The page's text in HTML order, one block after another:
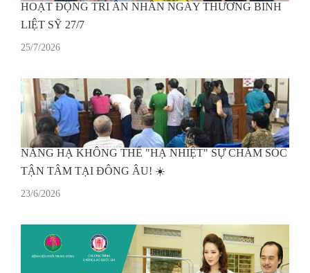
HOẠT ĐỘNG TRI ÂN NHÂN NGÀY THƯƠNG BINH
LIỆT SỸ 27/7
25/7/2026
NẮNG HẠ KHÔNG THỂ "HẠ NHIỆT" SỰ CHĂM SÓC
TẬN TÂM TẠI ĐÔNG ÂU! ☀️
23/6/2026